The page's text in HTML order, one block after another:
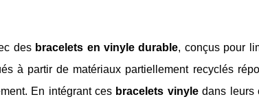
des bracelets en vinyle durable, conçus pour
à partir de matériaux partiellement recyclés
En intégrant ces bracelets vinyledans leurs